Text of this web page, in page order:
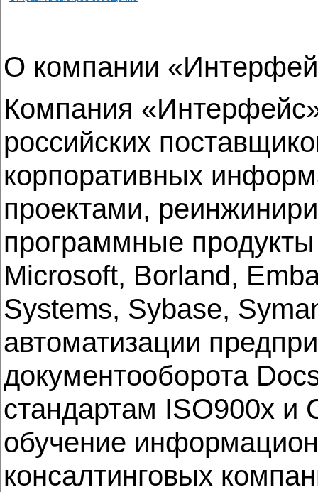
О компании
Компания
российских
корпоративных
проектами,
программные
Microsoft, Borland,
Systems, Sybase,
автоматизации
документооборота
стандартам ISO900x и
обучение
консалтинговых